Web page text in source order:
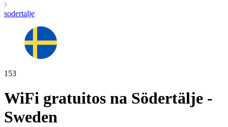
sodertalje
153
WiFi gratuitos na Södertälje -
Sweden